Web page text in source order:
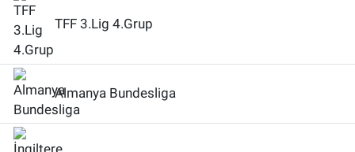
TFF 3.Lig 4.Grup
Almanya Bundesliga